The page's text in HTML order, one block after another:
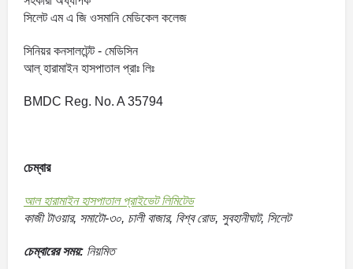
Join as a Doctor
Join as a Doctor
সিলেট এম এ জি ওসমানি মেডিকেল কলেজ
সিনিয়র কনসালটেন্ট - মেডিসিন
আল্ হারামাইন হাসপাতাল প্রাঃ লিঃ
BMDC Reg. No. A 35794
চেম্বার
আল হারামাইন হাসপাতাল প্রাইভেট লিমিটেড
কাজী টাওয়ার, সমাটো-৩০, চালী বাজার, বিশ্ব রোড, সুবহানীঘাট, সিলেট
চেম্বারের সময়: নিয়মিত